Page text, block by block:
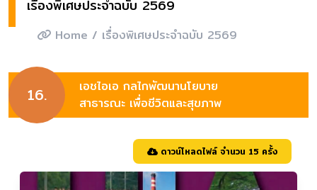
เรื่องพิเศษประจำฉบับ 2569
Home / เรื่องพิเศษประจำฉบับ 2569
16.
เอชไอเอ กลไกพัฒนานโยบาย
สาธารณะ เพื่อชีวิตและสุขภาพ
ดาวน์โหลดไฟล์ จำนวน 15 ครั้ง